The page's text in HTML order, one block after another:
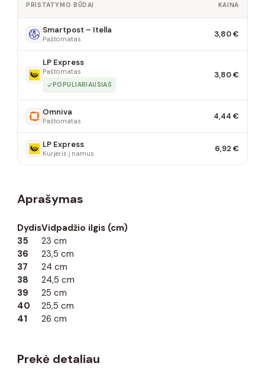
PRISTATYMO BŪDAI KAINA
Smartpost – Itella
Paštomatas 3,80 €
LP Express
Paštomatas
POPULIARIAUSIAS
3,80 €
Omniva
Paštomatas 4,44 €
LP Express
Kurjeris į namus 6,92 €
Aprašymas
DydisVidpadžio ilgis (cm)
35
23 cm
36
23,5 cm
37
24 cm
38
24,5 cm
39
25 cm
40
25,5 cm
41
26 cm
Prekė detaliau